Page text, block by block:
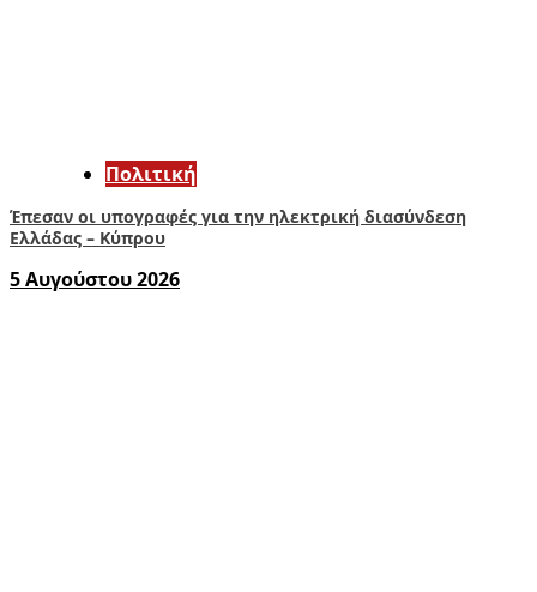
Πολιτική
Έπεσαν οι υπογραφές για την ηλεκτρική διασύνδεση
Ελλάδας – Κύπρου
5 Αυγούστου 2026